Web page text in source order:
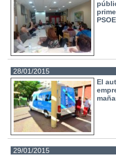
28/01/2015
El
29/01/2015